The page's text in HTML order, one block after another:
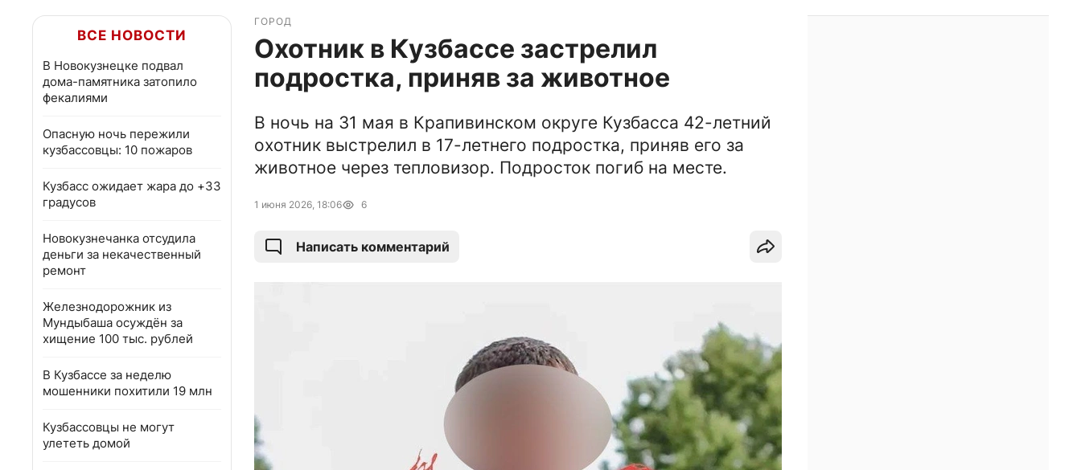
ВСЕ НОВОСТИ
В Новокузнецке подвал
дома-памятника затопило
фекалиями
Опасную ночь пережили
кузбассовцы: 10 пожаров
Кузбасс ожидает жара до +33
градусов
Новокузнечанка отсудила
деньги за некачественный
ремонт
Железнодорожник из
Мундыбаша осуждён за
хищение 100 тыс. рублей
В Кузбассе за неделю
мошенники похитили 19 млн
Кузбассовцы не могут
улететь домой
ГОРОД
Охотник в Кузбассе застрелил
подростка, приняв за животное
В ночь на 31 мая в Крапивинском округе Кузбасса 42-летний
охотник выстрелил в 17-летнего подростка, приняв его за
животное через тепловизор. Подросток погиб на месте.
1 июня 2026, 18:06 6
Написать комментарий